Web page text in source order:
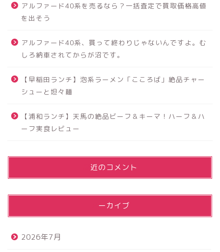
アルファード40系を売るなら？一括査定で買取価格高値
を出そう
アルファード40系、買って終わりじゃないんですよ。む
しろ納車されてからが沼です。
【早稲田ランチ】泡系ラーメン「こころば」絶品チャー
シューと坦々麺
【浦和ランチ】天馬の絶品ビーフ＆キーマ！ハーフ＆ハ
ーフ実食レビュー
最近のコメント
アーカイブ
2026年7月